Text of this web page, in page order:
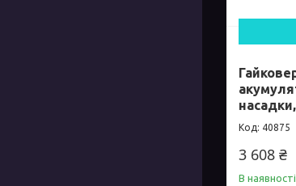
40875
3 608 ₴
В наявності